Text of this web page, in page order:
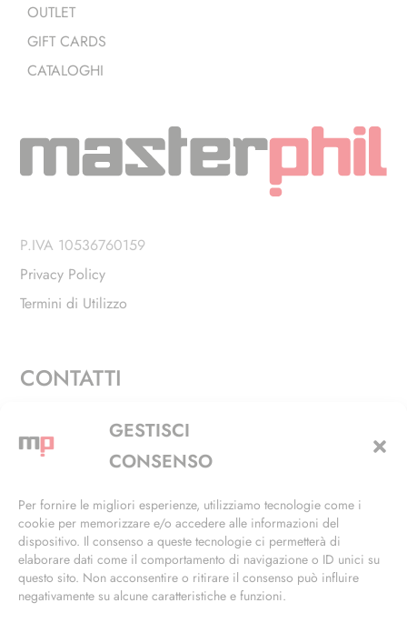
GESTISCI
CONSENSO
Per fornire le migliori esperienze, utilizziamo tecnologie come i
cookie per memorizzare e/o accedere alle informazioni del
dispositivo. Il consenso a queste tecnologie ci permetterà di
elaborare dati come il comportamento di navigazione o ID unici su
questo sito. Non acconsentire o ritirare il consenso può influire
negativamente su alcune caratteristiche e funzioni.
OUTLET
GIFT CARDS
CATALOGHI
P.IVA 10536760159
Privacy Policy
Termini di Utilizzo
CONTATTI
Via Alfieri, 27 - Trezzano Sul Naviglio (MI)
+39 02 4846 3155
info@masterphil.it